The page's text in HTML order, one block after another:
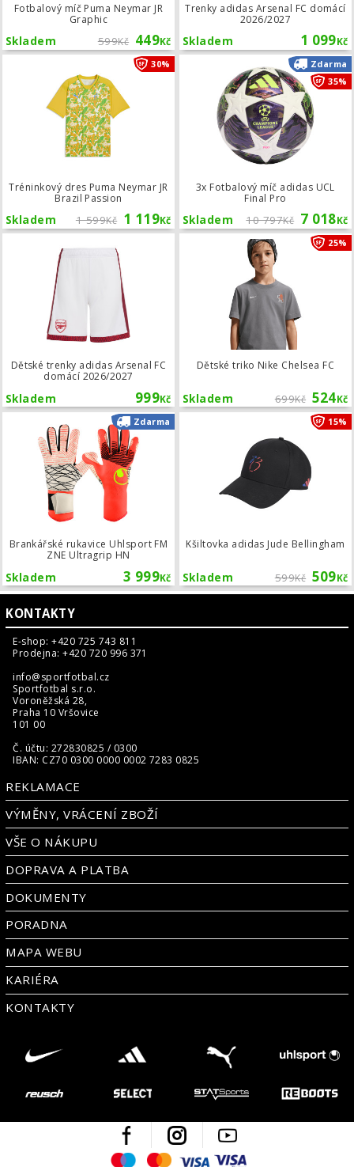
Fotbalový míč Puma Neymar JR
Graphic
599Kč 449Kč
Skladem
Trenky adidas Arsenal FC domácí
2026/2027
1 099Kč
Skladem
Tréninkový dres Puma Neymar JR
Brazil Passion
1 599Kč 1 119Kč
Skladem
30% Tréninkový dres Puma Neymar JR
3x Fotbalový míč adidas UCL
Final Pro
10 797Kč 7 018Kč
Skladem
Zdarma
35%
Dětské trenky adidas Arsenal FC
domácí 2026/2027
999Kč
Skladem
Dětské trenky adidas Arsenal FC
Dětské triko Nike Chelsea FC
699Kč 524Kč
Skladem
25%
Brankářské rukavice Uhlsport FM
ZNE Ultragrip HN
3 999Kč
Skladem
Zdarma Brankářské rukavice Uhlsport FM
Kšiltovka adidas Jude Bellingham
599Kč 509Kč
Skladem
15%
KONTAKTY
E-shop: +420 725 743 811
Prodejna: +420 720 996 371
info@sportfotbal.cz
Sportfotbal s.r.o.
Voroněžská 28,
Praha 10 Vršovice
101 00
Č. účtu: 272830825 / 0300
IBAN: CZ70 0300 0000 0002 7283 0825
REKLAMACE
VÝMĚNY, VRÁCENÍ ZBOŽÍ
VŠE O NÁKUPU
DOPRAVA A PLATBA
DOKUMENTY
PORADNA
MAPA WEBU
KARIÉRA
KONTAKTY
Facebook Instagram
MaestroMastercard
Visa